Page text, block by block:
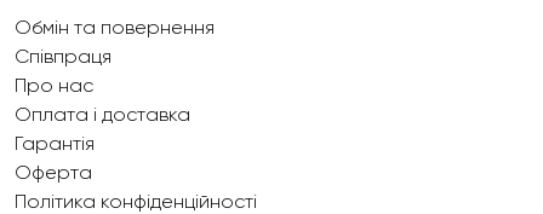
Обмін та повернення
Співпраця
Про нас
Оплата і доставка
Гарантія
Оферта
Політика конфіденційності